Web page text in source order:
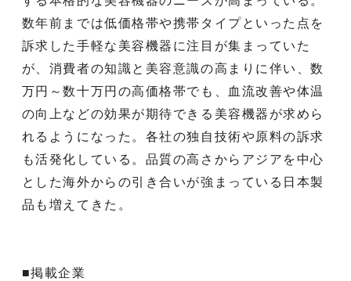
数年前までは低価格帯や携帯タイプといった点を
訴求した手軽な美容機器に注目が集まっていた
が、消費者の知識と美容意識の高まりに伴い、数
万円～数十万円の高価格帯でも、血流改善や体温
の向上などの効果が期待できる美容機器が求めら
れるようになった。各社の独自技術や原料の訴求
も活発化している。品質の高さからアジアを中心
とした海外からの引き合いが強まっている日本製
品も増えてきた。
■掲載企業